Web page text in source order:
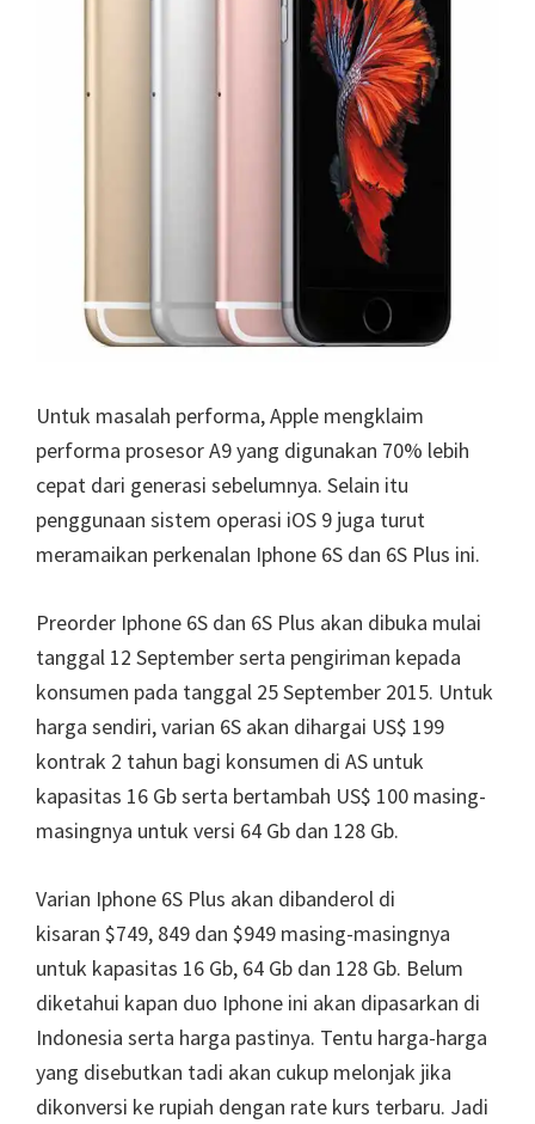
Untuk masalah performa, Apple mengklaim
performa prosesor A9 yang digunakan 70% lebih
cepat dari generasi sebelumnya. Selain itu
penggunaan sistem operasi iOS 9 juga turut
meramaikan perkenalan Iphone 6S dan 6S Plus ini.
Preorder Iphone 6S dan 6S Plus akan dibuka mulai
tanggal 12 September serta pengiriman kepada
konsumen pada tanggal 25 September 2015. Untuk
harga sendiri, varian 6S akan dihargai US$ 199
kontrak 2 tahun bagi konsumen di AS untuk
kapasitas 16 Gb serta bertambah US$ 100 masing-
masingnya untuk versi 64 Gb dan 128 Gb.
Varian Iphone 6S Plus akan dibanderol di
kisaran $749, 849 dan $949 masing-masingnya
untuk kapasitas 16 Gb, 64 Gb dan 128 Gb. Belum
diketahui kapan duo Iphone ini akan dipasarkan di
Indonesia serta harga pastinya. Tentu harga-harga
yang disebutkan tadi akan cukup melonjak jika
dikonversi ke rupiah dengan rate kurs terbaru. Jadi